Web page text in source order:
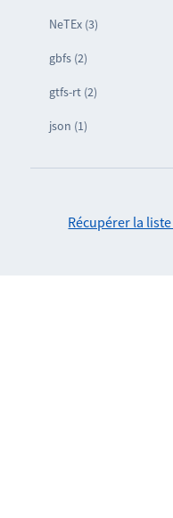
NeTEx (3)
gbfs (2)
gtfs-rt (2)
json (1)
Récupérer la